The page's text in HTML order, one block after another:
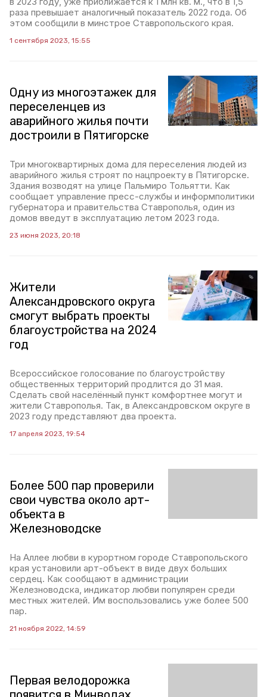
раза превышает аналогичный показатель 2022 года. Об
этом сообщили в минстрое Ставропольского края.
1 сентября 2023, 15:55
Одну из многоэтажек для
переселенцев из
аварийного жилья почти
достроили в Пятигорске
Три многоквартирных дома для переселения людей из
аварийного жилья строят по нацпроекту в Пятигорске.
Здания возводят на улице Пальмиро Тольятти. Как
сообщает управление пресс-службы и информполитики
губернатора и правительства Ставрополья, один из
домов введут в эксплуатацию летом 2023 года.
23 июня 2023, 20:18
Жители
Александровского округа
смогут выбрать проекты
благоустройства на 2024
год
Всероссийское голосование по благоустройству
общественных территорий продлится до 31 мая.
Сделать свой населённый пункт комфортнее могут и
жители Ставрополья. Так, в Александровском округе в
2023 году представляют два проекта.
17 апреля 2023, 19:54
Более 500 пар проверили
свои чувства около арт-
объекта в
Железноводске
На Аллее любви в курортном городе Ставропольского
края установили арт-объект в виде двух больших
сердец. Как сообщают в администрации
Железноводска, индикатор любви популярен среди
местных жителей. Им воспользовались уже более 500
пар.
21 ноября 2022, 14:59
Первая велодорожка